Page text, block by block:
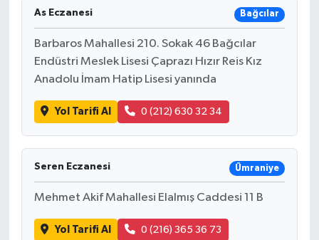
As Eczanesi Bağcılar
Barbaros Mahallesi 210. Sokak 46 Bağcılar
Endüstri Meslek Lisesi Çaprazı Hızır Reis Kız
Anadolu İmam Hatip Lisesi yanında
Yol Tarifi Al 0 (212) 630 32 34
Seren Eczanesi Ümraniye
Mehmet Akif Mahallesi Elalmış Caddesi 11 B
Yol Tarifi Al 0 (216) 365 36 73